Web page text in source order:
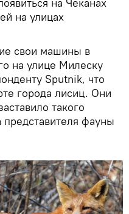
на улицах
свои машины в
на улице Милеску
Sputnik, что
города лисиц. Они
такого
представителя фауны